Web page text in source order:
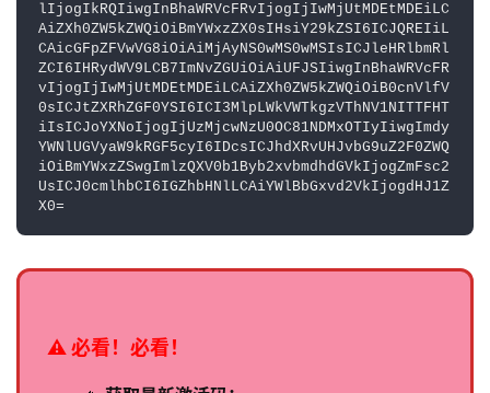
lIjogIkRQIiwgInBhaWRVcFRvIjogIjIwMjUtMDEtMDEiLC
AiZXh0ZW5kZWQiOiBmYWxzZX0sIHsiY29kZSI6ICJQREIiL
CAicGFpZFVwVG8iOiAiMjAyNS0wMS0wMSIsICJleHRlbmRl
ZCI6IHRydWV9LCB7ImNvZGUiOiAiUFJSIiwgInBhaWRVcFR
vIjogIjIwMjUtMDEtMDEiLCAiZXh0ZW5kZWQiOiB0cnVlfV
0sICJtZXRhZGF0YSI6ICI3MlpLWkVWTkgzVThNV1NITTFHT
iIsICJoYXNoIjogIjUzMjcwNzU0OC81NDMxOTIyIiwgImdy
YWNlUGVyaW9kRGF5cyI6IDcsICJhdXRvUHJvbG9uZ2F0ZWQ
iOiBmYWxzZSwgImlzQXV0b1Byb2xvbmdhdGVkIjogZmFsc2
UsICJ0cmlhbCI6IGZhbHNlLCAiYWlBbGxvd2VkIjogdHJ1Z
X0=
⚠️ 必看！必看！